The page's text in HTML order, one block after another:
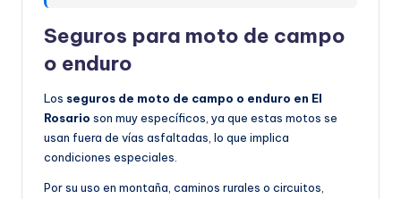
Seguros para moto de campo
o enduro
Los seguros de moto de campo o enduro en El
Rosario son muy específicos, ya que estas motos se
usan fuera de vías asfaltadas, lo que implica
condiciones especiales.
Por su uso en montaña, caminos rurales o circuitos,